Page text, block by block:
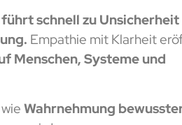
schnell zu Unsicherheit
Empathie mit Klarheit
Menschen, Systeme und
Wahrnehmung